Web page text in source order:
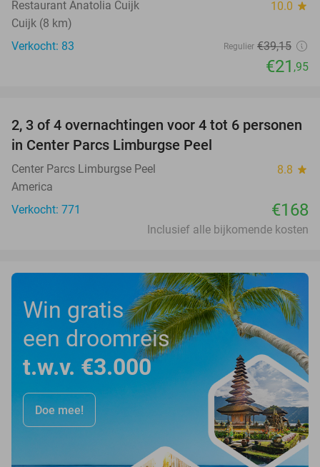
Restaurant Anatolia Cuijk 10.0 star
Cuijk (8 km)
Verkocht: 83
Regulier €39,15
€21 ,95
2, 3 of 4 overnachtingen voor 4 tot 6 personen
in Center Parcs Limburgse Peel
Center Parcs Limburgse Peel 8.8 star
America
Verkocht: 771
€168
Inclusief alle bijkomende kosten
Win gratis
een droomreis
t.w.v. €3.000
Doe mee!